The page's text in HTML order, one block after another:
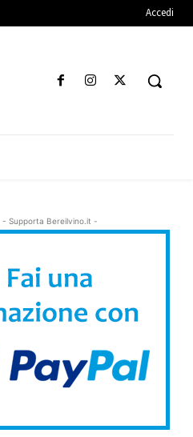
Accedi
- Supporta Bereilvino.it -